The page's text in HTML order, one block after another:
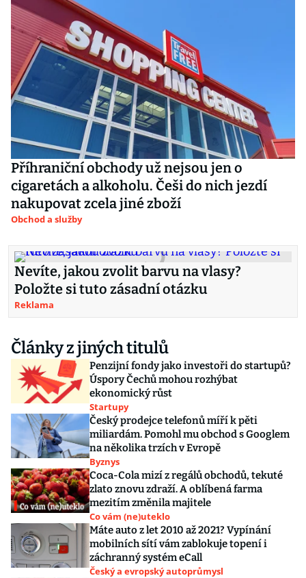
Příhraniční obchody už nejsou jen o
cigaretách a alkoholu. Češi do nich jezdí
nakupovat zcela jiné zboží
Obchod a služby
Nevíte, jakou zvolit barvu na vlasy?
Položte si tuto zásadní otázku
Reklama
Články z jiných titulů
Penzijní fondy jako investoři do startupů?
Úspory Čechů mohou rozhýbat
ekonomický růst
Startupy
Český prodejce telefonů míří k pěti
miliardám. Pomohl mu obchod s Googlem
na několika trzích v Evropě
Byznys
Coca-Cola mizí z regálů obchodů, tekuté
zlato znovu zdraží. A oblíbená farma
mezitím změnila majitele
Co vám (ne)uteklo
Máte auto z let 2010 až 2021? Vypínání
mobilních sítí vám zablokuje topení i
záchranný systém eCall
Český a evropský autoprůmysl